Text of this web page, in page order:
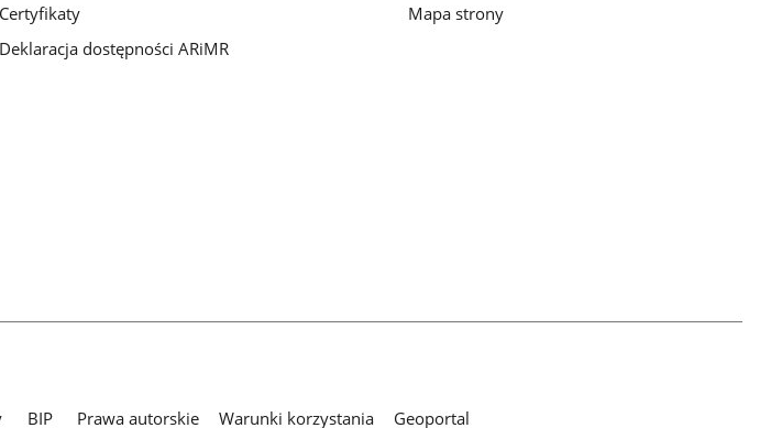
Certyfikaty
Deklaracja dostępności ARiMR
Mapa strony
BIP Prawa autorskie Warunki korzystania Geoportal